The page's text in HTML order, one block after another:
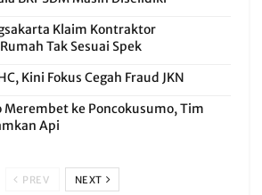
Klaim Kontraktor
Tak Sesuai Spek
Kini Fokus Cegah Fraud JKN
Merembet ke Poncokusumo, Tim
Api
PREV NEXT